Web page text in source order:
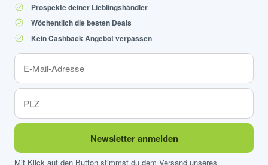
Prospekte deiner Lieblingshändler
Wöchentlich die besten Deals
Kein Cashback Angebot verpassen
Newsletter anmelden
Mit Klick auf den Button stimmst du dem Versand unseres